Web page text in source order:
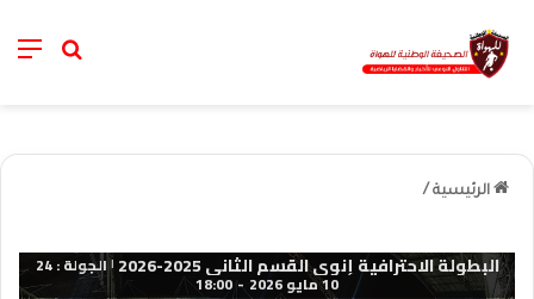
خانة
الرئيسية /
البطولة الاحترافية إنوي القسم الثاني 2025-2026 | الجولة : 24
10 مايو 2026 -
18:00